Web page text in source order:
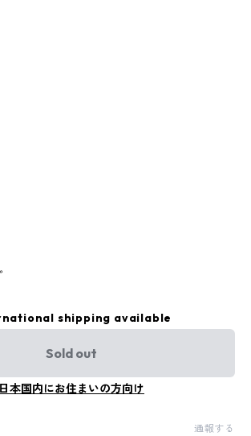
shipping available
Sold out
日本国内にお住まいの方向け
通報する